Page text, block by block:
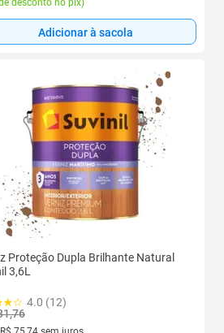
desconto no pix)
Adicionar à sacola
Proteção Dupla Brilhante Natural
3,6L
4.0 (12)